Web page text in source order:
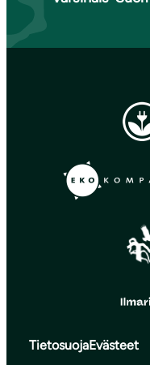
TietosuojaEvästeet